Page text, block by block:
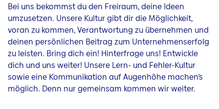
Bei uns bekommst du den Freiraum, deine Ideen
umzusetzen. Unsere Kultur gibt dir die Möglichkeit,
voran zu kommen, Verantwortung zu übernehmen und
deinen persönlichen Beitrag zum Unternehmenserfolg
zu leisten. Bring dich ein! Hinterfrage uns! Entwickle
dich und uns weiter! Unsere Lern- und Fehler-Kultur
sowie eine Kommunikation auf Augenhöhe machen’s
möglich. Denn nur gemeinsam kommen wir weiter.